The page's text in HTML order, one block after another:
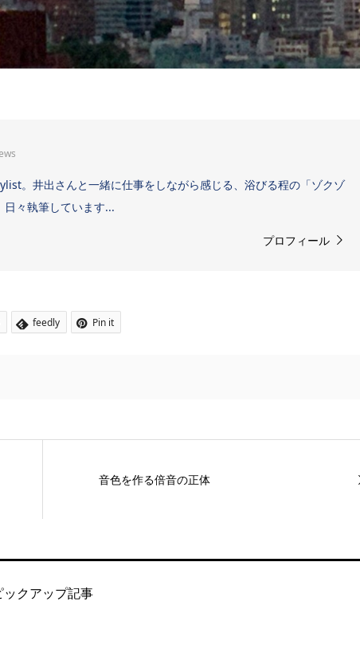
。井出さんと一緒に仕事をしながら感じる、浴びる程の「ゾクゾ
々執筆しています...
プロフィール
feedly Pin it
音色を作る倍音の正体
ックアップ記事